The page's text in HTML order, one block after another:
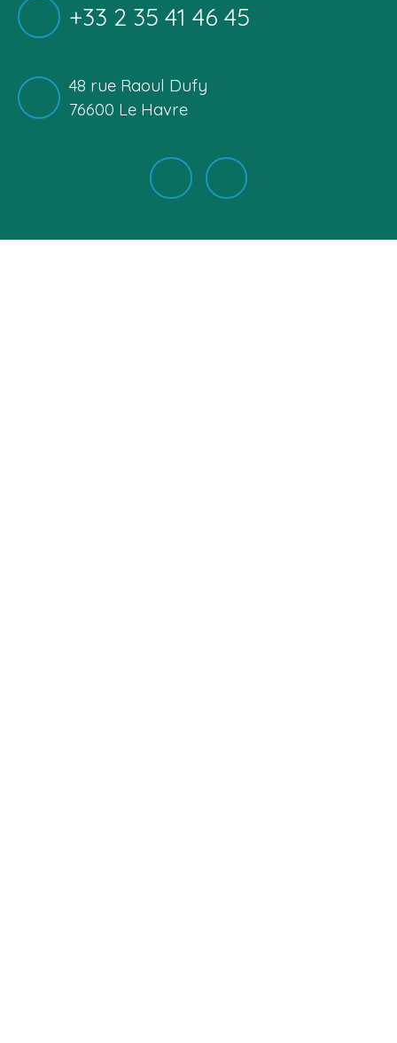
+33 2 35 41 46 45
48 rue Raoul Dufy
76600 Le Havre